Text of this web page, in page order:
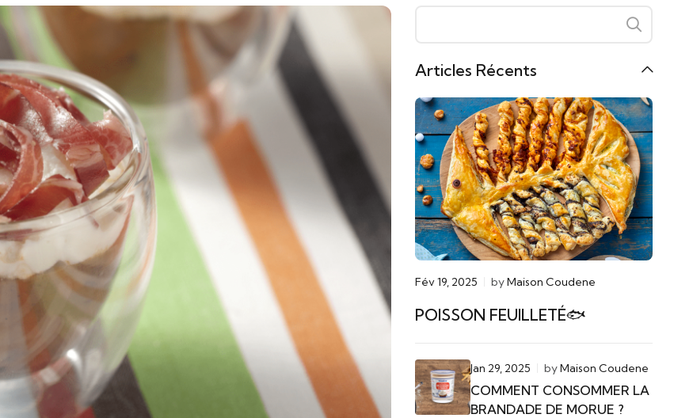
Articles Récents
Fév 19, 2025 byMaison Coudene
POISSON FEUILLETÉ🐟
Jan 29, 2025 byMaison Coudene
COMMENT CONSOMMER LA
BRANDADE DE MORUE ?